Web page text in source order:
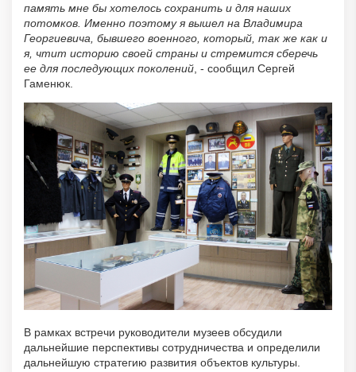
память мне бы хотелось сохранить и для наших
потомков. Именно поэтому я вышел на Владимира
Георгиевича, бывшего военного, который, так же как и
я, чтит историю своей страны и стремится сберечь
ее для последующих поколений , - сообщил Сергей
Гаменюк.
В рамках встречи руководители музеев обсудили
дальнейшие перспективы сотрудничества и определили
дальнейшую стратегию развития объектов культуры.